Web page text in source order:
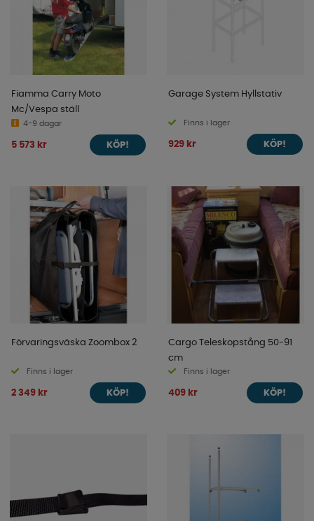
Fiamma Carry Moto
Mc/Vespa ställ
4-9 dagar
5 573 kr KÖP!
Garage System Hyllstativ
Finns i lager
929 kr KÖP!
Förvaringsväska Zoombox 2
Finns i lager
2 349 kr KÖP!
Cargo Teleskopstång 50-91
cm
Finns i lager
409 kr KÖP!